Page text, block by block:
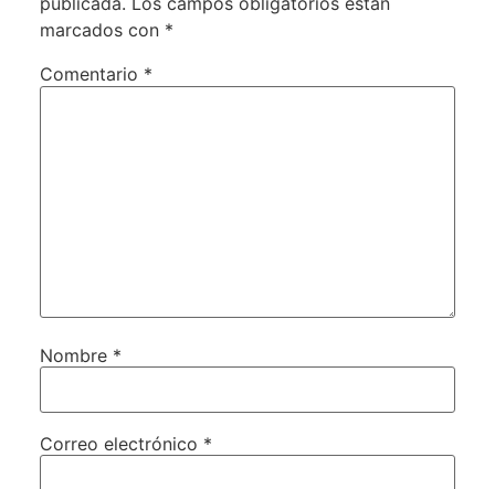
marcados con *
Comentario *
Nombre *
Correo electrónico *